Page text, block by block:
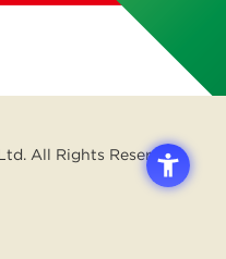
All Rights Reserved.